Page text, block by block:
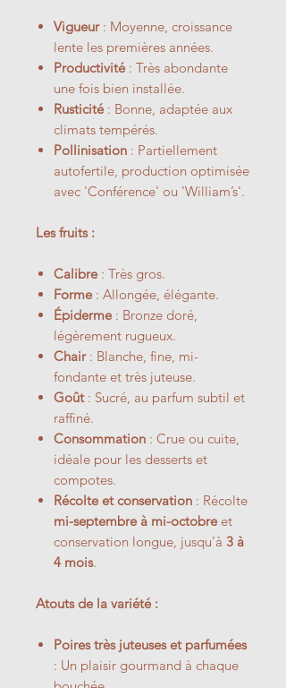
Vigueur: Moyenne, croissance
lente les premières années.
Productivité : Très abondante
une fois bien installée.
Rusticité : Bonne, adaptée aux
climats tempérés.
Pollinisation : Partiellement
autofertile, production optimisée
avec 'Conférence' ou 'William’s'.
Les fruits :
Calibre : Très gros.
Forme : Allongée, élégante.
Épiderme : Bronze doré,
légèrement rugueux.
Chair: Blanche, fine, mi-
fondante et très juteuse.
Goût: Sucré, au parfum subtil et
raffiné.
Consommation : Crue ou cuite,
idéale pour les desserts et
compotes.
Récolte et conservation : Récolte
mi-septembre à mi-octobre et
conservation longue, jusqu’à 3 à
4 mois.
Atouts de la variété :
Poires très juteuses et parfumées
: Un plaisir gourmand à chaque